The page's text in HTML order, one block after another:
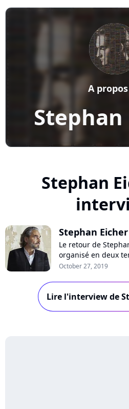
A
Stephan
Stephan
Le retour de
organisé en deux
l'artiste a enchaîné
parisien, le plus
suisse nous
album, entre deux
October 27, 2019
Lire l'interview de